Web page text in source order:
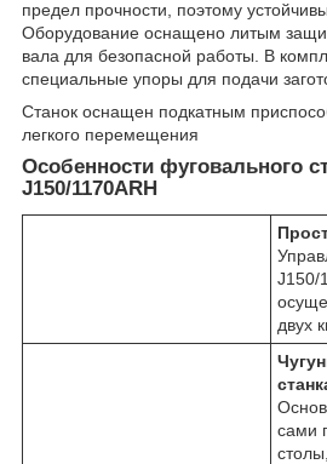
предел прочности, поэтому
Оборудование оснащено литым
вала для безопасной работы. В
специальные упоры для подачи
Станок оснащен подкатным
легкого перемещения
Особенности фуговального
J150/1170ARH
J150/
двух
сами